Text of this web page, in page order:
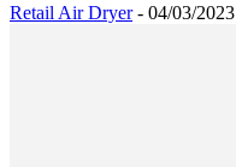
Retail Air Dryer - 04/03/2023